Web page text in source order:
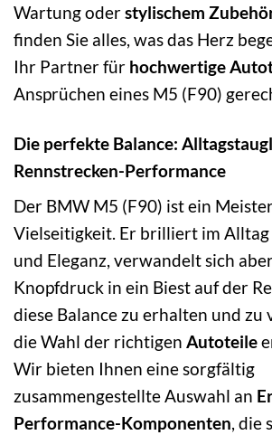
Wartung oderstylischem
finden Sie alles, was das Herz
Ihr Partner für hochwertige
Ansprüchen eines M5 (F90)
Die perfekte Balance:
Rennstrecken-Performance
Der BMW M5 (F90) ist ein
Vielseitigkeit. Er brilliert im
und Eleganz, verwandelt sich
Knopfdruck in ein Biest auf der
diese Balance zu erhalten und zu
die Wahl der richtigen Autoteile
Wir bieten Ihnen eine sorgfältig
zusammengestellte Auswahl an
Performance-Komponenten, die